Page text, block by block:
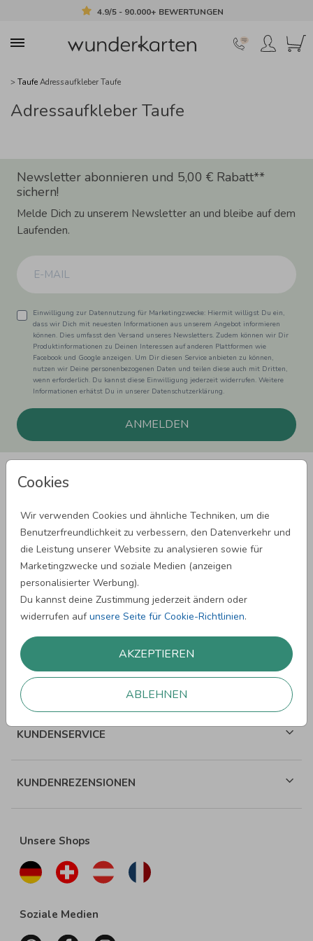
4.9/5 - 90.000+ BEWERTUNGEN
Cookies
Wir verwenden Cookies und ähnliche Techniken, um die
Benutzerfreundlichkeit zu verbessern, den Datenverkehr und
die Leistung unserer Website zu analysieren sowie für
Marketingzwecke und soziale Medien (anzeigen
personalisierter Werbung).
Du kannst deine Zustimmung jederzeit ändern oder
widerrufen aufunsere Seite für Cookie-Richtlinien.
AKZEPTIEREN
ABLEHNEN
> TaufeAdressaufkleber Taufe
Adressaufkleber Taufe
Newsletter abonnieren und 5,00 € Rabatt**
sichern!
Melde Dich zu unserem Newsletter an und bleibe auf dem
Laufenden.
Einwilligung zur Datennutzung für Marketingzwecke: Hiermit willigst Du ein,
dass wir Dich mit neuesten Informationen aus unserem Angebot informieren
können. Dies umfasst den Versand unseres Newsletters. Zudem können wir Dir
Produktinformationen zu Deinen Interessen auf anderen Plattformen wie
Facebook und Google anzeigen. Um Dir diesen Service anbieten zu können,
nutzen wir Deine personenbezogenen Daten und teilen diese auch mit Dritten,
wenn erforderlich. Du kannst diese Einwilligung jederzeit widerrufen. Weitere
Informationen erhätst Du in unserer Datenschutzerklärung.
ANMELDEN
SPRÜCHE ZUM GEBURTSTAG
SPRÜCHE ZUR HOCHZEIT
WEITERE SPRÜCHE
ÜBER WUNDERKARTEN
KUNDENSERVICE
KUNDENREZENSIONEN
Unsere Shops
Soziale Medien